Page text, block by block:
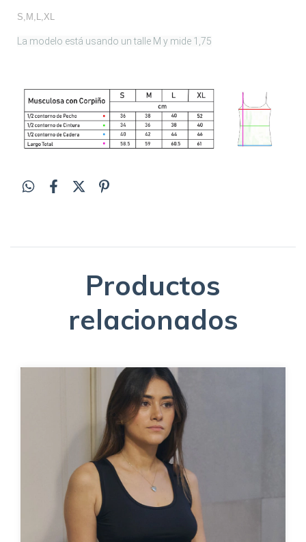
S,M,L,XL
La modelo está usando un talle M y mide 1,75
Productos
relacionados